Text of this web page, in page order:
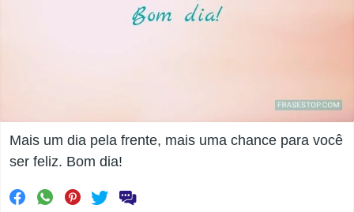
Mais um dia pela frente, mais uma chance para você
ser feliz. Bom dia!